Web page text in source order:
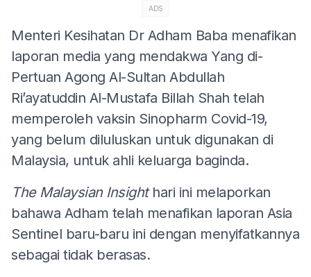
ADS
Menteri Kesihatan Dr Adham Baba menafikan
laporan media yang mendakwa Yang di-
Pertuan Agong Al-Sultan Abdullah
Ri’ayatuddin Al-Mustafa Billah Shah telah
memperoleh vaksin Sinopharm Covid-19,
yang belum diluluskan untuk digunakan di
Malaysia, untuk ahli keluarga baginda.
The Malaysian Insighthari ini melaporkan
bahawa Adham telah menafikan laporan Asia
Sentinel baru-baru ini dengan menyifatkannya
sebagai tidak berasas.